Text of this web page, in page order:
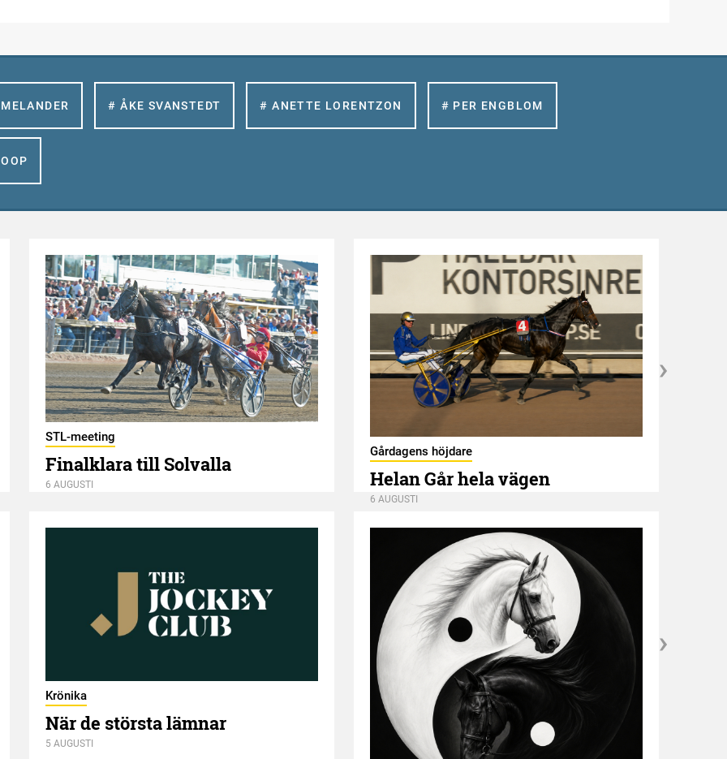
# ÅKE SVANSTEDT # ANETTE LORENTZON # PER ENGBLOM
STL-meeting
Finalklara till Solvalla
6 AUGUSTI
Gårdagens höjdare
Helan Går hela vägen
6 AUGUSTI
Krönika
När de största lämnar
5 AUGUSTI